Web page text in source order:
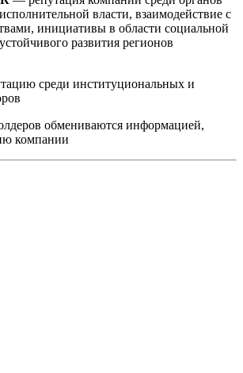
власти, взаимодействие с
инициативы в области социальной
развития регионов
среди институциональных и
обмениваются информацией,
компании